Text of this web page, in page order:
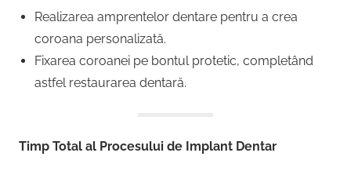
Realizarea amprentelor dentare pentru a crea
coroana personalizată.
Fixarea coroanei pe bontul protetic, completând
astfel restaurarea dentară.
Timp Total al Procesului de Implant Dentar